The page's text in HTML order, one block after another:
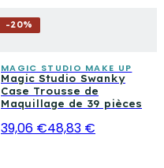
-20%
MAGIC STUDIO MAKE UP
Magic Studio Swanky
Case Trousse de
Maquillage de 39 pièces
39,06 €48,83 €